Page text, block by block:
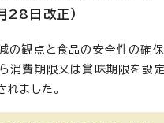
28日改正）
の観点と食品の安全性の確
消費期限又は賞味期限を設
れました。